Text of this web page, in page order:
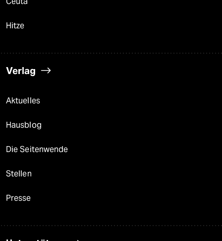
Hitze
Verlag
Aktuelles
Hausblog
Die Seitenwende
Stellen
Presse